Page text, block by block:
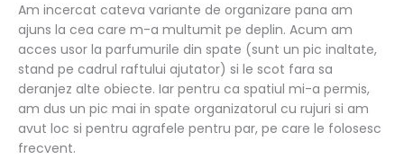
Am incercat cateva variante de organizare pana am
ajuns la cea care m-a multumit pe deplin. Acum am
acces usor la parfumurile din spate (sunt un pic inaltate,
stand pe cadrul raftului ajutator) si le scot fara sa
deranjez alte obiecte. Iar pentru ca spatiul mi-a permis,
am dus un pic mai in spate organizatorul cu rujuri si am
avut loc si pentru agrafele pentru par, pe care le folosesc
frecvent.